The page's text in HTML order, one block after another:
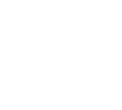
je gemakkelijk en gericht naar
Bij Social Deal houden